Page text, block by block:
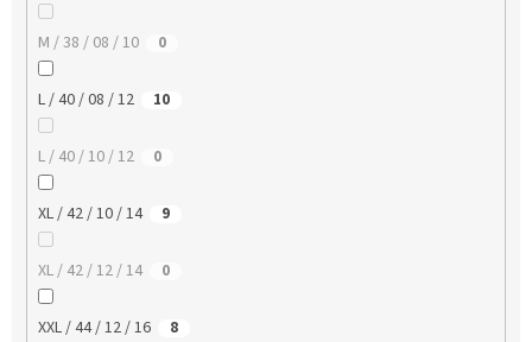
M / 38 / 08 / 10 0
L / 40 / 08 / 12 10
L / 40 / 10 / 12 0
XL / 42 / 10 / 14 9
XL / 42 / 12 / 14 0
XXL / 44 / 12 / 16 8